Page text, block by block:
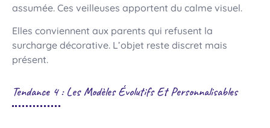
assumée. Ces veilleuses apportent du calme visuel.
Elles conviennent aux parents qui refusent la
surcharge décorative. L’objet reste discret mais
présent.
Tendance 4 : Les Modèles Évolutifs Et Personnalisables